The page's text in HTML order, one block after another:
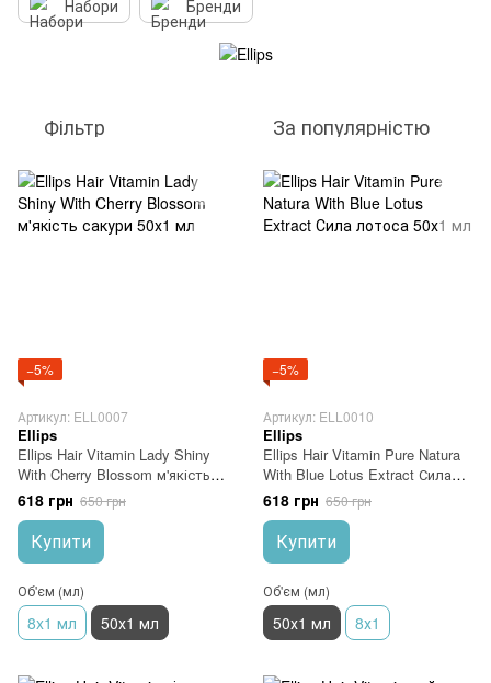
Набори
Бренди
Фільтр За популярністю
−5%
Артикул: ELL0007
Ellips
Ellips Hair Vitamin Lady Shiny
With Cherry Blossom м'якість
сакури 50х1 мл
618 грн 650 грн
Купити
Об'єм (мл)
8x1 мл 50х1 мл
−5%
Артикул: ELL0010
Ellips
Ellips Hair Vitamin Pure Natura
With Blue Lotus Extract Сила
лотоса 50х1 мл
618 грн 650 грн
Купити
Об'єм (мл)
50х1 мл 8х1